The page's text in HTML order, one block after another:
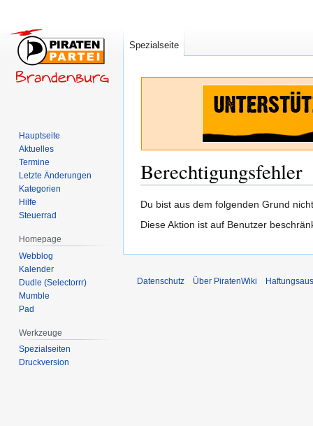
Berechtigungsfehler
Zur
Navigation
Zur
Suche
Du bist aus dem folgenden Grund
Diese Aktion ist auf Benutzer
Spezialseite
Hauptseite
Aktuelles
Termine
Letzte Änderungen
Kategorien
Hilfe
Steuerrad
Homepage
Webblog
Kalender
Dudle (Selectorrr)
Mumble
Pad
Werkzeuge
Spezialseiten
Druckversion
Datenschutz Über PiratenWiki